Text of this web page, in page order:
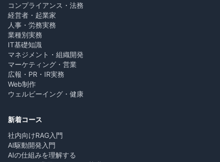
コンプライアンス・法務
経営者・起業家
人事・労務実務
業種別実務
IT基礎知識
マネジメント・組織開発
マーケティング・営業
広報・PR・IR実務
Web制作
ウェルビーイング・健康
新着コース
社内向けRAG入門
AI駆動開発入門
AIの仕組みを理解する